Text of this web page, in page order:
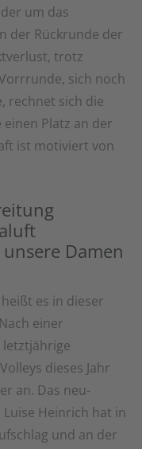
um das
der Rückrunde der
trotz
sich noch
rechnet sich die
Platz an der
ist motiviert von
Damen
es in dieser
einer
dieses Jahr
an. Das neu-
Heinrich hat in
und an der